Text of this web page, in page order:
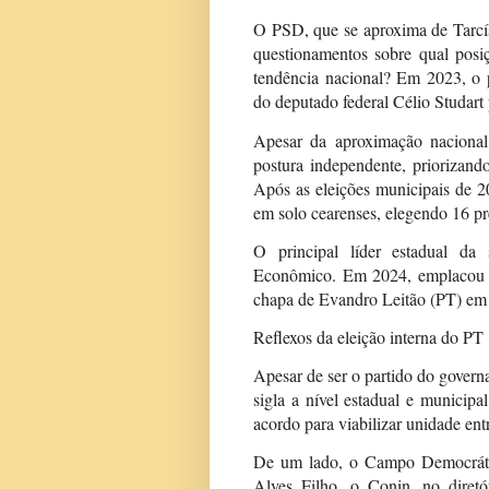
O PSD, que se aproxima de
questionamentos sobre qual
tendência nacional? Em 2023,
do deputado federal Célio
Apesar da aproximação
postura independente,
Após as eleições municipais de
em solo cearenses, elegendo 16
O principal líder estadual da
Econômico. Em 2024,
chapa de Evandro Leitão (PT)
Reflexos da eleição interna do PT
Apesar de ser o partido do
sigla a nível estadual e
acordo para viabilizar unidade
De um lado, o Campo